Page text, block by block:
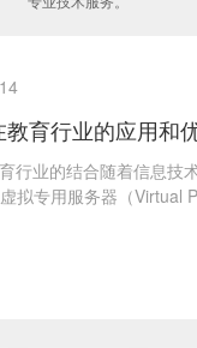
行业的应用和优
业的结合随着信息技术的
专用服务器（Virtual